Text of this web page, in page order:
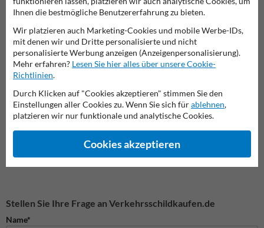
Schilder mit eigenem Design Vorfahrtsschilder
Verkehrsschilder
Stellen Sie Ihre Frage an Verkehrsschildkaufen.de
Name*
Ihnen die bestmögliche Benutzererfahrung zu bieten.
Wir platzieren auch Marketing-Cookies und mobile Werbe-IDs,
mit denen wir und Dritte personalisierte und nicht
personalisierte Werbung anzeigen (Anzeigenpersonalisierung).
Mehr erfahren? Lesen Sie hier alles über unsere Cookie-
Richtlinien.
Durch Klicken auf "Cookies akzeptieren" stimmen Sie den
Einstellungen aller Cookies zu. Wenn Sie sich fürablehnen,
platzieren wir nur funktionale und analytische Cookies.
Cookies akzeptieren